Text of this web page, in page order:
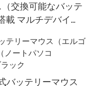
交換可能なバッテ
載 マルチデバイス
ック）
バッテリーマウス